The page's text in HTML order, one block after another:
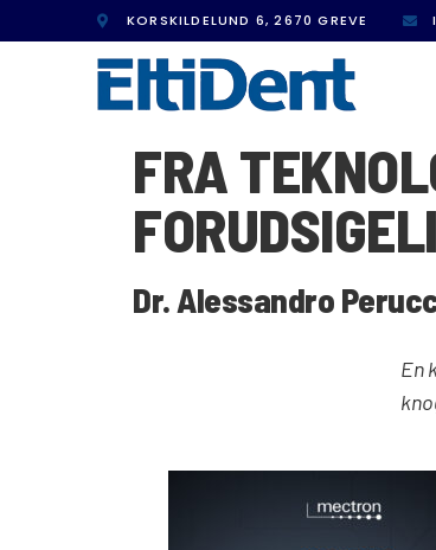
KORSKILDELUND 6, 2670 GREVE
FRA
Dr. Alessandro
En